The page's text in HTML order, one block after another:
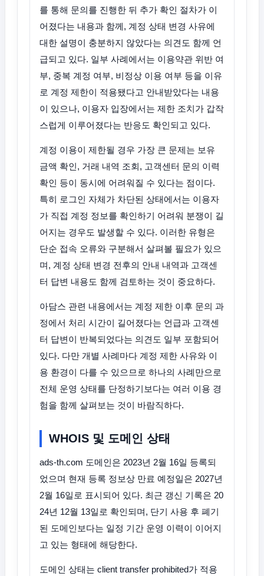
를 통해 문의를 진행한 뒤 추가 확인 절차가 이
어졌다는 내용과 함께, 계정 상태 변경 사유에
대한 설명이 충분하지 않았다는 의견도 함께 언
급되고 있다. 일부 사례에서는 이용약관 위반 여
부, 중복 계정 여부, 비정상 이용 여부 등을 이유
로 계정 제한이 적용됐다고 안내받았다는 내용
이 있으나, 이용자 입장에서는 제한 조치가 갑작
스럽게 이루어졌다는 반응도 확인되고 있다.
계정 이용이 제한될 경우 가장 큰 문제는 보유
금액 확인, 거래 내역 조회, 고객센터 문의 이력
확인 등이 동시에 어려워질 수 있다는 점이다.
특히 로그인 자체가 차단된 상태에서는 이용자
가 직접 계정 정보를 확인하기 어려워 분쟁이 길
어지는 경우도 발생할 수 있다. 이러한 유형은
단순 접속 오류와 구분해서 살펴볼 필요가 있으
며, 계정 상태 변경 전후의 안내 내역과 고객센
터 답변 내용도 함께 검토하는 것이 중요하다.
아담스 관련 내용에서는 계정 제한 이후 문의 과
정에서 처리 시간이 길어졌다는 언급과 고객센
터 답변이 반복되었다는 의견도 일부 포함되어
있다. 다만 개별 사례마다 계정 제한 사유와 이
용 환경이 다를 수 있으므로 하나의 사례만으로
전체 운영 상태를 단정하기보다는 여러 이용 경
험을 함께 살펴보는 것이 바람직하다.
WHOIS 및 도메인 상태
ads-th.com 도메인은 2023년 2월 16일 등록되
었으며 현재 등록 정보상 만료 예정일은 2027년
2월 16일로 표시되어 있다. 최근 갱신 기록은 20
24년 12월 13일로 확인되며, 단기 사용 후 폐기
된 도메인보다는 일정 기간 운영 이력이 이어지
고 있는 형태에 해당한다.
도메인 상태는 client transfer prohibited가 적용